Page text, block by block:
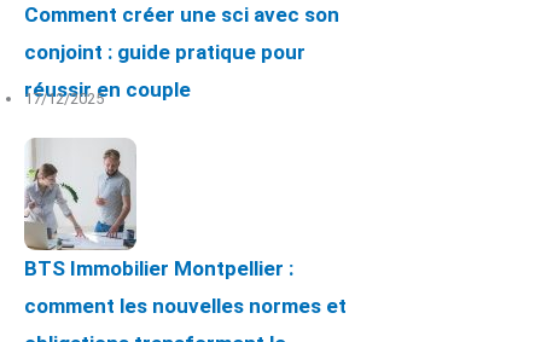
Comment créer une sci avec son
conjoint : guide pratique pour
réussir en couple
17/12/2025
BTS Immobilier Montpellier :
comment les nouvelles normes et